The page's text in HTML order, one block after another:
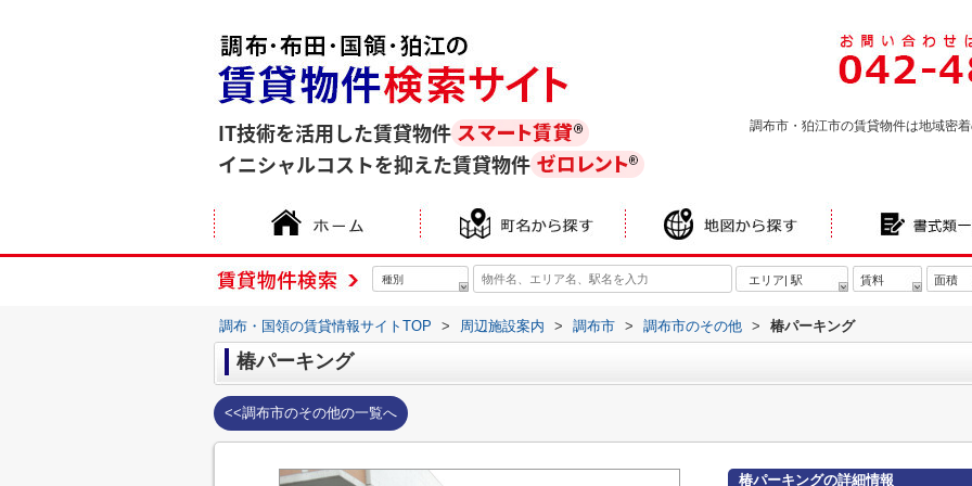
IT技術を活用した賃貸物件
イニシャルコストを抑えた賃貸物件
調布市・狛江市の賃貸物件は地域密
種別 エリア| 駅 賃料 面積
調布・国領の賃貸情報サイトTOP > 周辺施設案内 > 調布市 > 調布市のその他 > 椿パーキング
椿パーキング
<<調布市のその他の一覧へ
椿パーキングの詳細情報